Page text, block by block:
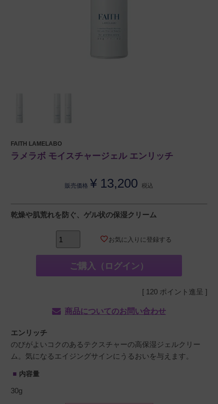
FAITH LAMELABO
ラメラボ モイスチャージェル エンリッチ
販売価格 ¥ 13,200 税込
乾燥や肌荒れを防ぐ、ゲル状の保湿クリーム
お気に入りに登録する
ご購入（ログイン）
[ 120 ポイント進呈 ]
商品についてのお問い合わせ
エンリッチ
のびがよいコクのあるテクスチャーの高保湿ジェルクリー
ム。気になるエイジングサインにうるおいを与えます。
内容量
30g